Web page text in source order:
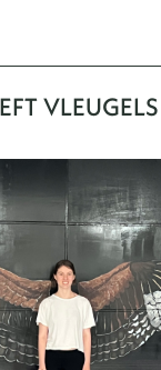
VLEUGELS